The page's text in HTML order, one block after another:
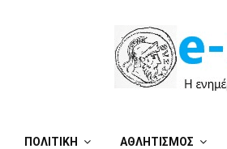
ΠΟΛΙΤΙΚΗ ΑΘΛΗΤΙΣΜΟΣ